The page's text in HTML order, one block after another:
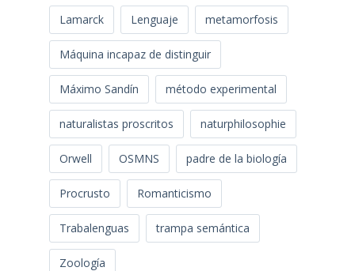
Lamarck Lenguaje metamorfosis
Máquina incapaz de distinguir
Máximo Sandín método experimental
naturalistas proscritos naturphilosophie
Orwell OSMNS padre de la biología
Procrusto Romanticismo
Trabalenguas trampa semántica
Zoología